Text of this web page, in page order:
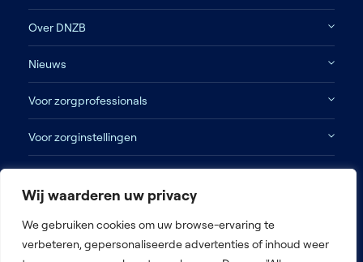
Wij waarderen uw privacy
We gebruiken cookies om uw browse-ervaring te
verbeteren, gepersonaliseerde advertenties of inhoud weer
Over DNZB
Nieuws
Voor zorgprofessionals
Voor zorginstellingen
Contact
Disclaimer
Algemene voorwaarden